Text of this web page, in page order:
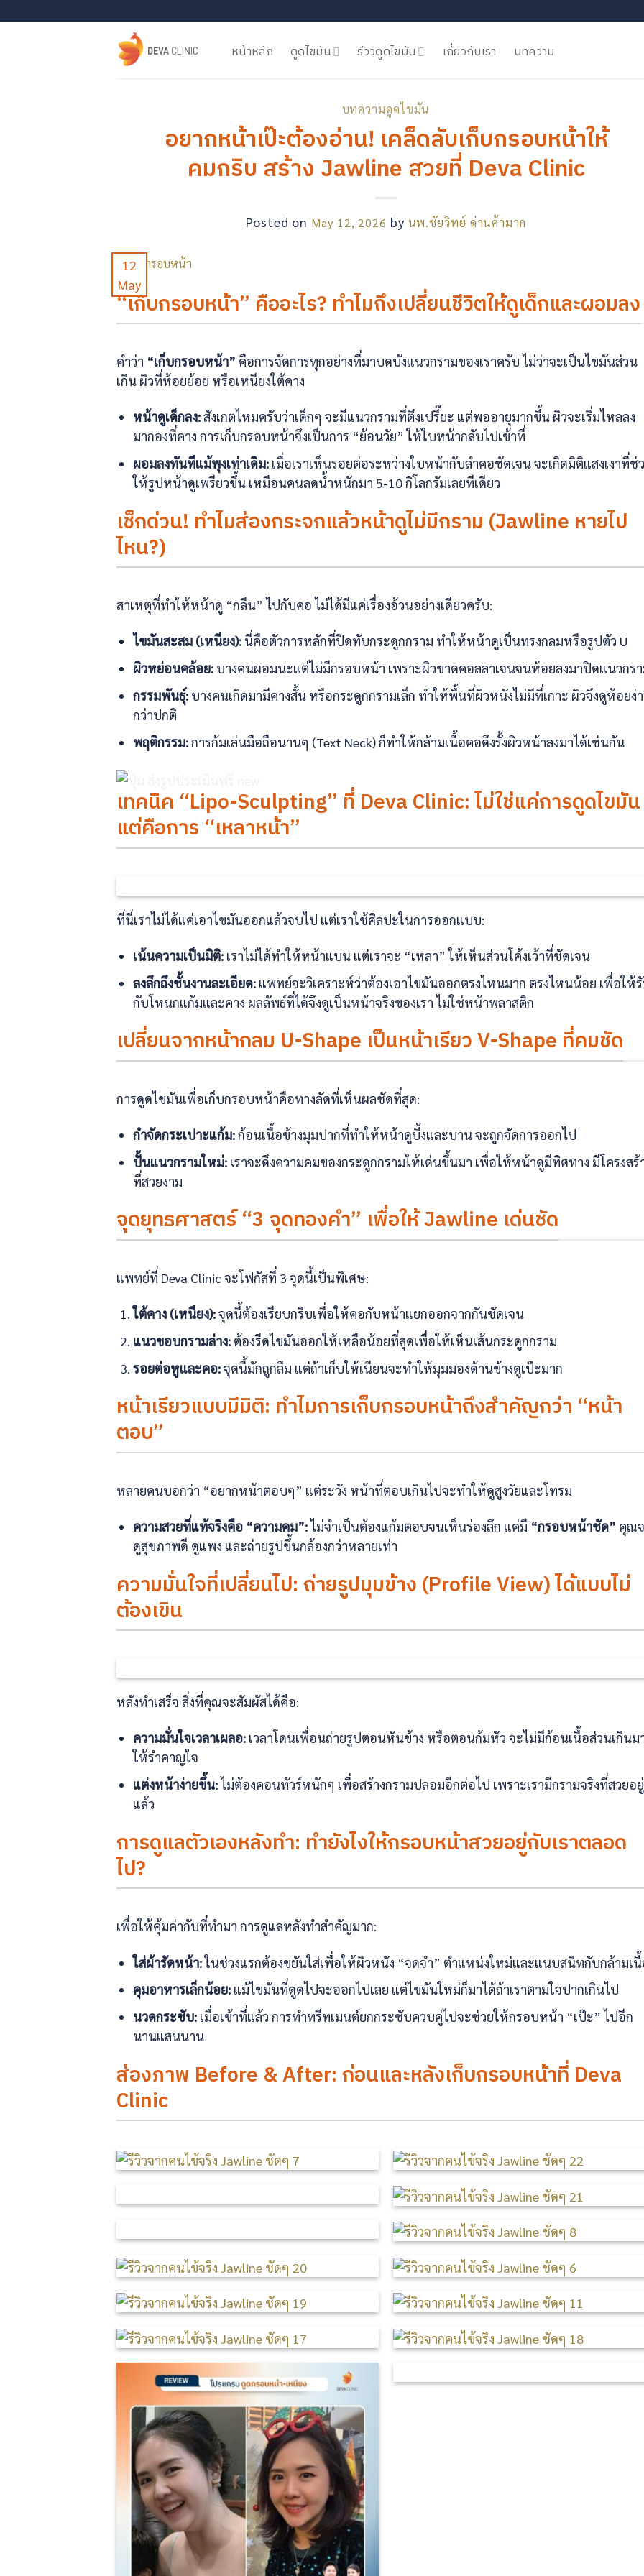
to
หน้าหลัก ดูดไขมัน รีวิวดูดไขมัน เกี่ยวกับเรา บทความ
บทความดูดไขมัน
อยากหน้าเป๊ะต้องอ่าน! เคล็ดลับเก็บกรอบหน้าให้
คมกริบ สร้าง Jawline สวยที่ Deva Clinic
Posted on May 12, 2026 by นพ.ชัยวิทย์ ด่านค้ามาก
12
May
“เก็บกรอบหน้า” คืออะไร? ทำไมถึงเปลี่ยนชีวิตให้ดูเด็กและผอมลง
คำว่า “เก็บกรอบหน้า” คือการจัดการทุกอย่างที่มาบดบังแนวกรามของเราครับ ไม่ว่าจะเป็นไขมันส่วน
เกิน ผิวที่ห้อยย้อย หรือเหนียงใต้คาง
หน้าดูเด็กลง:สังเกตไหมครับว่าเด็กๆ จะมีแนวกรามที่ตึงเปรี๊ยะ แต่พออายุมากขึ้น ผิวจะเริ่มไหลลง
มากองที่คาง การเก็บกรอบหน้าจึงเป็นการ “ย้อนวัย” ให้ใบหน้ากลับไปเข้าที่
ผอมลงทันทีแม้พุงเท่าเดิม: เมื่อเราเห็นรอยต่อระหว่างใบหน้ากับลำคอชัดเจน จะเกิดมิติแสงเงาที่ช่
ให้รูปหน้าดูเพรียวขึ้น เหมือนคนลดน้ำหนักมา 5-10 กิโลกรัมเลยทีเดียว
เช็กด่วน! ทำไมส่องกระจกแล้วหน้าดูไม่มีกราม (Jawline หายไป
ไหน?)
สาเหตุที่ทำให้หน้าดู “กลืน” ไปกับคอ ไม่ได้มีแค่เรื่องอ้วนอย่างเดียวครับ:
ไขมันสะสม (เหนียง): นี่คือตัวการหลักที่ปิดทับกระดูกกราม ทำให้หน้าดูเป็นทรงกลมหรือรูปตัว U
ผิวหย่อนคล้อย: บางคนผอมนะแต่ไม่มีกรอบหน้า เพราะผิวขาดคอลลาเจนจนห้อยลงมาปิดแนวกร
กรรมพันธุ์: บางคนเกิดมามีคางสั้น หรือกระดูกกรามเล็ก ทำให้พื้นที่ผิวหนังไม่มีที่เกาะ ผิวจึงดูห้อยง่
กว่าปกติ
พฤติกรรม:การก้มเล่นมือถือนานๆ (Text Neck) ก็ทำให้กล้ามเนื้อคอดึงรั้งผิวหน้าลงมาได้เช่นกัน
เทคนิค “Lipo-Sculpting” ที่ Deva Clinic: ไม่ใช่แค่การดูดไขมัน
แต่คือการ “เหลาหน้า”
ที่นี่เราไม่ได้แค่เอาไขมันออกแล้วจบไป แต่เราใช้ศิลปะในการออกแบบ:
เน้นความเป็นมิติ: เราไม่ได้ทำให้หน้าแบน แต่เราจะ “เหลา” ให้เห็นส่วนโค้งเว้าที่ชัดเจน
ลงลึกถึงชั้นงานละเอียด: แพทย์จะวิเคราะห์ว่าต้องเอาไขมันออกตรงไหนมาก ตรงไหนน้อย เพื่อให้
กับโหนกแก้มและคาง ผลลัพธ์ที่ได้จึงดูเป็นหน้าจริงของเรา ไม่ใช่หน้าพลาสติก
เปลี่ยนจากหน้ากลม U-Shape เป็นหน้าเรียว V-Shape ที่คมชัด
การดูดไขมันเพื่อเก็บกรอบหน้าคือทางลัดที่เห็นผลชัดที่สุด:
กำจัดกระเปาะแก้ม:ก้อนเนื้อข้างมุมปากที่ทำให้หน้าดูบึ้งและบาน จะถูกจัดการออกไป
ปั้นแนวกรามใหม่: เราจะดึงความคมของกระดูกกรามให้เด่นขึ้นมา เพื่อให้หน้าดูมีทิศทาง มีโครงสร้
ที่สวยงาม
จุดยุทธศาสตร์ “3 จุดทองคำ” เพื่อให้ Jawline เด่นชัด
แพทย์ที่ Deva Clinic จะโฟกัสที่ 3 จุดนี้เป็นพิเศษ:
ใต้คาง (เหนียง):จุดนี้ต้องเรียบกริบเพื่อให้คอกับหน้าแยกออกจากกันชัดเจน
แนวขอบกรามล่าง: ต้องรีดไขมันออกให้เหลือน้อยที่สุดเพื่อให้เห็นเส้นกระดูกกราม
รอยต่อหูและคอ:จุดนี้มักถูกลืม แต่ถ้าเก็บให้เนียนจะทำให้มุมมองด้านข้างดูเป๊ะมาก
หน้าเรียวแบบมีมิติ: ทำไมการเก็บกรอบหน้าถึงสำคัญกว่า “หน้า
ตอบ”
หลายคนบอกว่า “อยากหน้าตอบๆ” แต่ระวัง หน้าที่ตอบเกินไปจะทำให้ดูสูงวัยและโทรม
ความสวยที่แท้จริงคือ “ความคม”:ไม่จำเป็นต้องแก้มตอบจนเห็นร่องลึก แค่มี “กรอบหน้าชัด” คุณ
ดูสุขภาพดี ดูแพง และถ่ายรูปขึ้นกล้องกว่าหลายเท่า
ความมั่นใจที่เปลี่ยนไป: ถ่ายรูปมุมข้าง (Profile View) ได้แบบไม่
ต้องเขิน
หลังทำเสร็จ สิ่งที่คุณจะสัมผัสได้คือ:
ความมั่นใจเวลาเผลอ: เวลาโดนเพื่อนถ่ายรูปตอนหันข้าง หรือตอนก้มหัว จะไม่มีก้อนเนื้อส่วนเกินม
ให้รำคาญใจ
แต่งหน้าง่ายขึ้น:ไม่ต้องคอนทัวร์หนักๆ เพื่อสร้างกรามปลอมอีกต่อไป เพราะเรามีกรามจริงที่สวยอยู่
แล้ว
การดูแลตัวเองหลังทำ: ทำยังไงให้กรอบหน้าสวยอยู่กับเราตลอด
ไป?
เพื่อให้คุ้มค่ากับที่ทำมา การดูแลหลังทำสำคัญมาก:
ใส่ผ้ารัดหน้า:ในช่วงแรกต้องขยันใส่เพื่อให้ผิวหนัง “จดจำ” ตำแหน่งใหม่และแนบสนิทกับกล้ามเ
คุมอาหารเล็กน้อย: แม้ไขมันที่ดูดไปจะออกไปเลย แต่ไขมันใหม่ก็มาได้ถ้าเราตามใจปากเกินไป
นวดกระชับ: เมื่อเข้าที่แล้ว การทำทรีทเมนต์ยกกระชับควบคู่ไปจะช่วยให้กรอบหน้า “เป๊ะ” ไปอีก
นานแสนนาน
ส่องภาพ Before & After: ก่อนและหลังเก็บกรอบหน้าที่ Deva
Clinic